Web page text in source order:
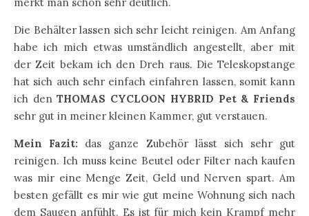
Die Behälter lassen sich sehr leicht reinigen. Am Anfang
habe ich mich etwas umständlich angestellt, aber mit
der Zeit bekam ich den Dreh raus. Die Teleskopstange
hat sich auch sehr einfach einfahren lassen, somit kann
ich denTHOMAS CYCLOON HYBRID Pet & Friends
sehr gut in meiner kleinen Kammer, gut verstauen.
Mein Fazit: das ganze Zubehör lässt sich sehr gut
reinigen. Ich muss keine Beutel oder Filter nach kaufen
was mir eine Menge Zeit, Geld und Nerven spart. Am
besten gefällt es mir wie gut meine Wohnung sich nach
dem Saugen anfühlt. Es ist für mich kein Krampf mehr